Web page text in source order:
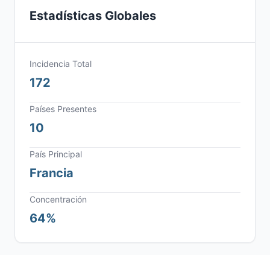
Estadísticas Globales
Incidencia Total
172
Países Presentes
10
País Principal
Francia
Concentración
64%